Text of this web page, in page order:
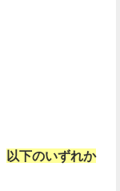
以下のいずれか